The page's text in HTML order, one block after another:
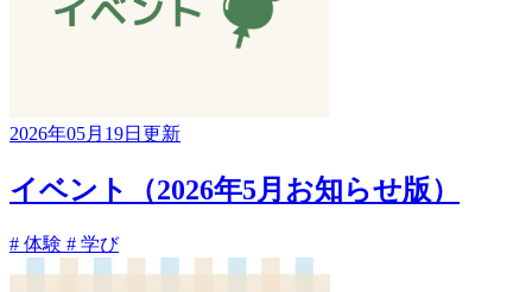
2026年05月19日更新
イベント（2026年5月お知らせ版）
# 体験 # 学び